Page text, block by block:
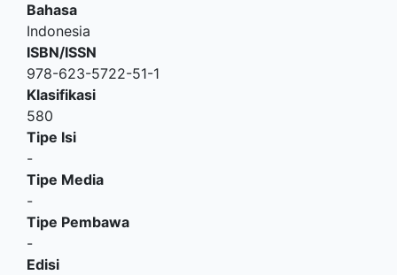
Bahasa
Indonesia
ISBN/ISSN
978-623-5722-51-1
Klasifikasi
580
Tipe Isi
-
Tipe Media
-
Tipe Pembawa
-
Edisi